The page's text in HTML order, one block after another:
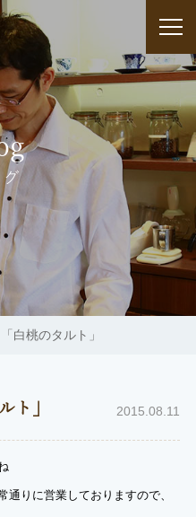
グ
白桃のタルト」
ト」 2015.08.11
りに営業しておりますので、